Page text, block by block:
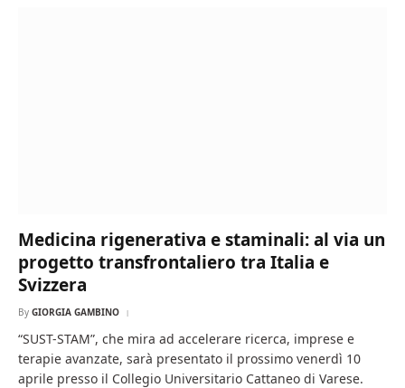
Medicina rigenerativa e staminali: al via un
progetto transfrontaliero tra Italia e
Svizzera
By GIORGIA GAMBINO
“SUST-STAM”, che mira ad accelerare ricerca, imprese e
terapie avanzate, sarà presentato il prossimo venerdì 10
aprile presso il Collegio Universitario Cattaneo di Varese.